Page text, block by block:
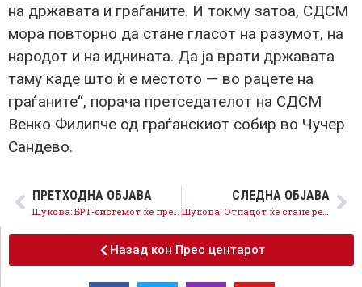
на државата и граѓаните. И токму затоа, СДСМ
мора повторно да стане гласот на разумот, на
народот и на иднината. Да ја врати државата
таму каде што ѝ е местото — во рацете на
граѓаните“, порача претседателот на СДСМ
Венко Филипче од граѓанскиот собир во Чучер
Сандево.
ПРЕТХОДНА ОБЈАВА
Шукова: БРТ-системот ќе превозува 65.000 патници дневно – Скопје ќе добие модерен и еколошки јавен превоз
СЛЕДНА ОБЈАВА
Шукова: Отпадот ќе стане ресурс – Скопје ќе добие модерен систем за селекција и рециклажа
Назад кон Прес центарот